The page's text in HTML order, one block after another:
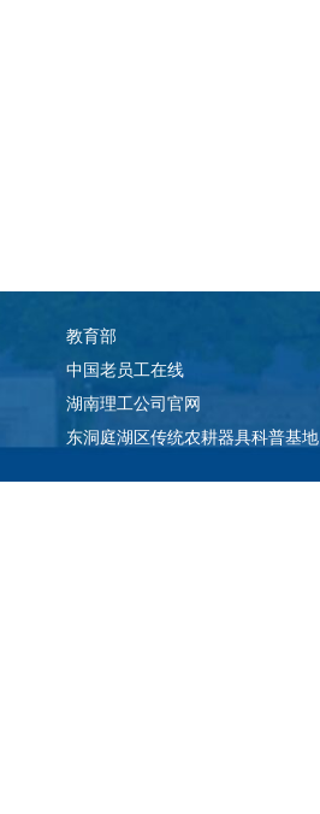
教育部
中国老员工在线
湖南理工公司官网
东洞庭湖区传统农耕器具科普基地